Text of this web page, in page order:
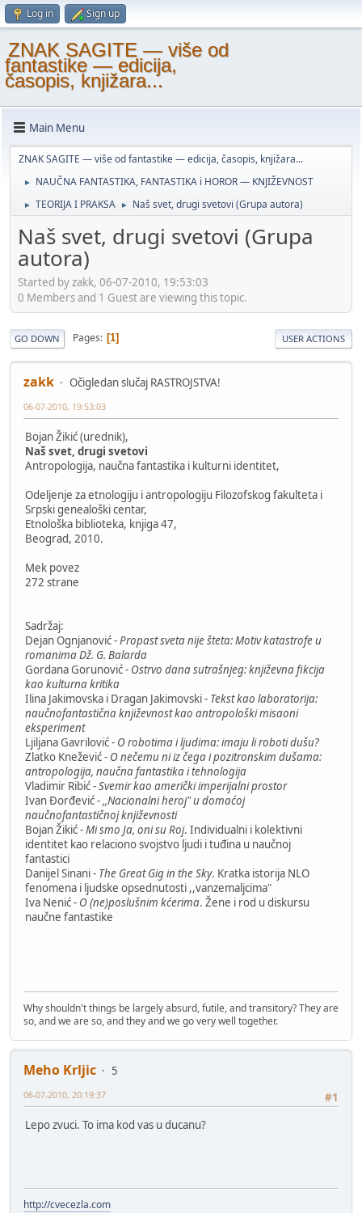
Log in Sign up
ZNAK SAGITE — više od
fantastike — edicija,
časopis, knjižara...
Main Menu
ZNAK SAGITE — više od fantastike — edicija, časopis, knjižara...
► NAUČNA FANTASTIKA, FANTASTIKA i HOROR — KNJIŽEVNOST
► TEORIJA I PRAKSA ► Naš svet, drugi svetovi (Grupa autora)
Naš svet, drugi svetovi (Grupa
autora)
Started by zakk, 06-07-2010, 19:53:03
0 Members and 1 Guest are viewing this topic.
GO DOWN Pages 1 USER ACTIONS
zakk Očigledan slučaj RASTROJSTVA!
06-07-2010, 19:53:03
Bojan Žikić (urednik),
Naš svet, drugi svetovi
Antropologija, naučna fantastika i kulturni identitet,
Odeljenje za etnologiju i antropologiju Filozofskog fakulteta i
Srpski genealoški centar,
Etnološka biblioteka, knjiga 47,
Beograd, 2010.
Mek povez
272 strane
Sadržaj:
Dejan Ognjanović -Propast sveta nije šteta: Motiv katastrofe u
romanima Dž. G. Balarda
Gordana Gorunović - Ostrvo dana sutrašnjeg: književna fikcija
kao kulturna kritika
Ilina Jakimovska i Dragan Jakimovski - Tekst kao laboratorija:
naučnofantastična književnost kao antropološki misaoni
eksperiment
Ljiljana Gavrilović - O robotima i ljudima: imaju li roboti dušu?
Zlatko Knežević - O nečemu ni iz čega i pozitronskim dušama:
antropologija, naučna fantastika i tehnologija
Vladimir Ribić -Svemir kao američki imperijalni prostor
Ivan Đorđević -,,Nacionalni heroj" u domaćoj
naučnofantastičnoj književnosti
Bojan Žikić -Mi smo Ja, oni su Roj. Individualni i kolektivni
identitet kao relaciono svojstvo ljudi i tuđina u naučnoj
fantastici
Danijel Sinani - The Great Gig in the Sky. Kratka istorija NLO
fenomena i ljudske opsednutosti ,,vanzemaljcima"
Iva Nenić - O (ne)poslušnim kćerima. Žene i rod u diskursu
naučne fantastike
Why shouldn't things be largely absurd, futile, and transitory? They are
so, and we are so, and they and we go very well together.
Meho Krljic
5
#1
06-07-2010, 20:19:37
Lepo zvuci. To ima kod vas u ducanu?
http://cvecezla.com